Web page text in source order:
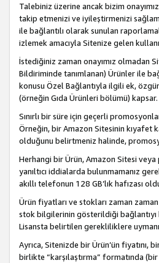
Talebiniz üzerine ancak bizim
takip etmenizi ve iyileştirmenizi
ile bağlantılı olarak sunulan
izlemek amacıyla Sitenize gelen
İstediğiniz zaman onayımız olmadan
Bildiriminde tanımlanan) Ürünler ile
konusu Özel Bağlantıyla ilgili ek,
(örneğin Gıda Ürünleri bölümü) kapsar.
Sınırlı bir süre için geçerli
Örneğin, bir Amazon Sitesinin
olduğunu belirtmeniz halinde,
Herhangi bir Ürün, Amazon Sitesi veya
yanıltıcı iddialarda bulunmamanız
akıllı telefonun 128 GB’lık hafızası
Ürün fiyatları ve stokları zaman
stok bilgilerinin gösterildiği bağlantıyı
Lisansta belirtilen gerekliliklere
Ayrıca, Sitenizde bir Ürün’ün
birlikte “karşılaştırma” formatında